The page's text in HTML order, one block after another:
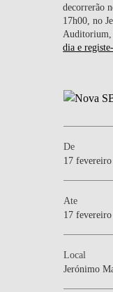
WHAT'S HAPPENING
decorrerão
17h00, no
dia e
De
17
Ate
17
Local
Jerónimo